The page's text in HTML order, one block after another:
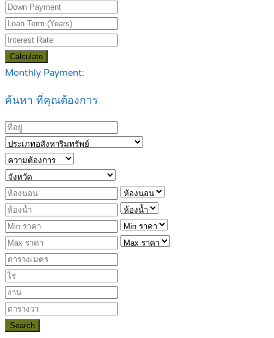
Calculate
Monthly Payment:
ค้นหา ที่คุณต้องการ
Search